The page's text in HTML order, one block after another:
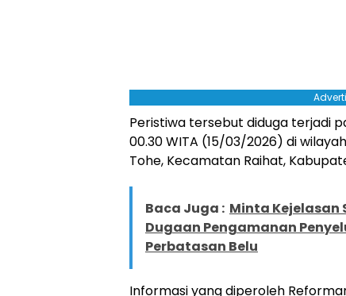
Peristiwa tersebut diduga terjadi
00.30 WITA (15/03/2026) di
Tohe, Kecamatan Raihat,
Baca Juga : Minta Kejelasan
Dugaan Pengamanan
Perbatasan Belu
Informasi yang diperoleh